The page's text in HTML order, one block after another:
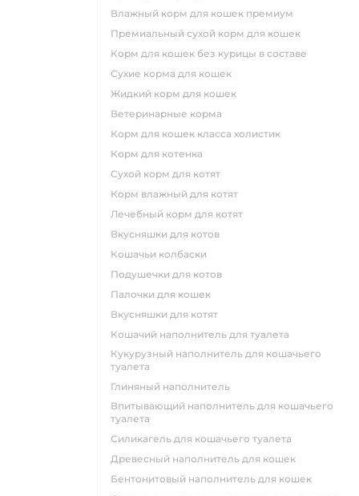
влажный корм для кошек премиум
премиальный сухой корм для кошек
корм для кошек без курицы в составе
сухие корма для кошек
жидкий корм для кошек
ветеринарные корма
корм для кошек класса холистик
корм для котенка
сухой корм для котят
корм влажный для котят
лечебный корм для котят
вкусняшки для котов
кошачьи колбаски
подушечки для котов
палочки для кошек
вкусняшки для котят
кошачий наполнитель для туалета
кукурузный наполнитель для кошачьего
туалета
глиняный наполнитель
впитывающий наполнитель для кошачьего
туалета
силикагель для кошачьего туалета
древесный наполнитель для кошек
бентонитовый наполнитель для кошек